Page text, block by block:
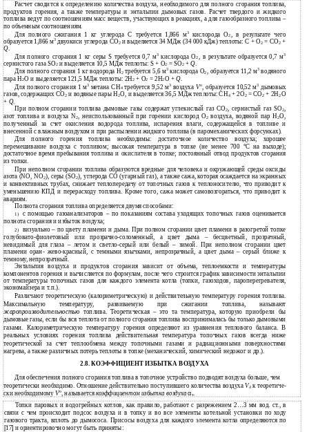
Расчет сводится к определению количества воздуха, необходимого для полного сгорания топлива,
продуктов горения, а также температуры и энтальпии дымовых газов. Расчет твердого и жидкого
топлива ведут по соотношениям масс веществ, участвующих в реакциях, а для газообразного топлива –
по объемным соотношениям.
Для полного сжигания 1 кг углерода С требуется 1,866 м3 кислорода О2
, в результате чего
образуется 1,866 м3 двуокиси углерода СО2 и выделяется 34 МДж (34 000 кДж) теплоты: С + О2= СО2+
Q.
Для полного сгорания 1 кг серы S требуется 0,7 м3 кислорода О2 , в результате образуется 0,7 м3
сернистого газа SО2и выделяется 10,5 МДж теплоты: S + О2 = SО2+Q.
Для полного сгорания 1 кг водорода Н2требуется 5,6 м3кислорода О2, образуется 11,2 м3водяного
пара Н2О и выделяется 121,5 МДж теплоты: 2Н2+ О2 = 2Н2О +Q
Для полного сгорания 1 м3 метана СН4требуется 9,52 м3 воздухаVо , образуется 10,52 м3 дымовых
газов, содержащих СО2и водяные пары Н2О, и выделяется 36,5 МДж теплоты: СН4 + 2О2 = СО2+ 2Н2О
+ Q.
При полном сгорании топлива дымовые газы содержат углекислый газ СО2, сернистый газ SО2,
азот топлива и воздуха N 2, неиспользованный при горении кислород О2воздуха, водяной пар Н2О,
полученный за счет окисления водорода топлива, испарения влаги, содержащейся в топливе и
внесенной с влажным воздухом и при распылении жидкого топлива (в паромеханических форсунках).
Для полного горения топлива необходимы: достаточное количество воздуха; хорошее
перемешивание воздуха с топливом; высокая температура в топке (не менее 700 °С на выходе);
достаточное время пребывания топлива и окислителя в топке; постоянный отвод продуктов сгорания
из топки.
При неполном сгорании топлива образуются вредные для человека и окружающей среды оксиды
азота (NО, NО2), серы (SО2), углерода СО (угарный газ), а также сажа, которая осаждается на экранных
и конвективных трубах, снижает теплопередачу от топочных газов к теплоносителю, что приводит к
уменьшению КПД и перерасходу топлива. Кроме того, сажа может самовозгораться, что приводит к
авариям.
Полнота сгорания топлива определяется двумя способами:
1)
с помощью газоанализаторов – по показаниям состава уходящих топочных газов оценивается
полнота сгорания и избыток воздуха;
2) визуально – по цвету пламени и дыма. При полном сгорании цвет пламени в разогретой топке
голубовато-фиолетовый или прозрачно-соломенный, а цвет дыма – бесцветный, прозрачный,
невидимый для глаза – летом и светло-серый или белый – зимой. При неполном сгорании цвет
пламени оран- жево-красный, с темными язычками, непрозрачный, а цвет дыма – серый ближе к
темному, непрозрачный.
Энтальпия воздуха и продуктов сгорания зависит от объема, теплоемкости и температуры
компонентов горения и вычисляется по формулам, после чего строится график зависимости энтальпии
от температуры топочных газов для каждого элемента котла (топки, газоходов, пароперегревателя,
экономайзера и т.п.).
Различают теоретическую (калориметрическую) и действительную температуру горения топлива.
Максимальную температуру, развиваемую при сжигании топлива, называют
жаропроизводительностью топлива. Теоретическая – это та температура, которую приобрели бы
дымовые газы, если бы вся теплота от полного сгорания топлива воспринималась бы только дымовыми
газами. Калориметрическую температуру горения определяют из уравнения теплового баланса. В
реальных условиях горения топлива действительная температура топочных газов всегда ниже
теоретической за счет теплообмена между топочными газами и радиационными поверхностями
нагрева, а также различных потерь теплоты в топке (механический, химический недожог и др.).
2.8. КОЭФФИЦИЕНТ ИЗБЫТКА ВОЗДУХА
Для обеспечения полного сгорания топлива в топочное устройство подводят воздуха больше, чем
теоретически необходимо. Отношение действительно поступившего количества воздухаVд к теоретиче-
ски необходимому Vо, называетсякоэффициентом избытка воздухаαт.
Топки паровых и водогрейных котлов, как правило, работают с разрежением 2…3 мм вод. ст., в
связи с чем происходит подсос воздуха и в топку и во все элементы котельной установки по ходу
газового тракта, вплоть до дымососа. Присосы воздуха для каждого элемента котла определяются по
[17] и ориентировочно могут быть приняты: